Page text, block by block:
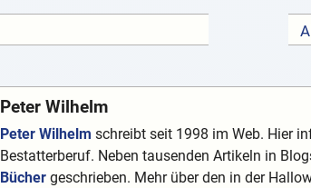
Peter Wilhelm
Peter Wilhelm schreibt seit 1998 im Web. Hier
Bestatterberuf. Neben tausenden Artikeln in
Büchergeschrieben. Mehr über den in der